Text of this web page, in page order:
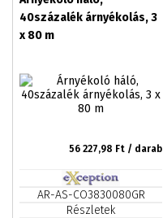
40százalék árnyékolás, 3
x 80 m
56 227,98 Ft / darab
AR-AS-CO3830080GR
Részletek